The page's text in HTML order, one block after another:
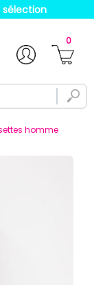
sélection
0
homme